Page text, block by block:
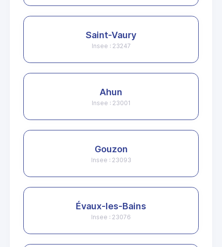
Saint-Vaury
Insee : 23247
Ahun
Insee : 23001
Gouzon
Insee : 23093
Évaux-les-Bains
Insee : 23076